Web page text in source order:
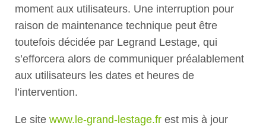
moment aux utilisateurs. Une interruption pour
raison de maintenance technique peut être
toutefois décidée par Legrand Lestage, qui
s’efforcera alors de communiquer préalablement
aux utilisateurs les dates et heures de
l’intervention.
Le site www.le-grand-lestage.fr est mis à jour